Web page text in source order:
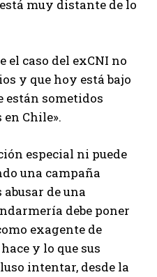
muy distante de lo
el caso del exCNI no
y que hoy está bajo
están sometidos
Chile».
especial ni puede
una campaña
de una
debe poner
exagente de
y lo que sus
intentar, desde la